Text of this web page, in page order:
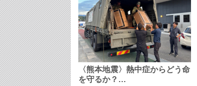
〈熊本地震〉熱中症からどう命
を守るか？…